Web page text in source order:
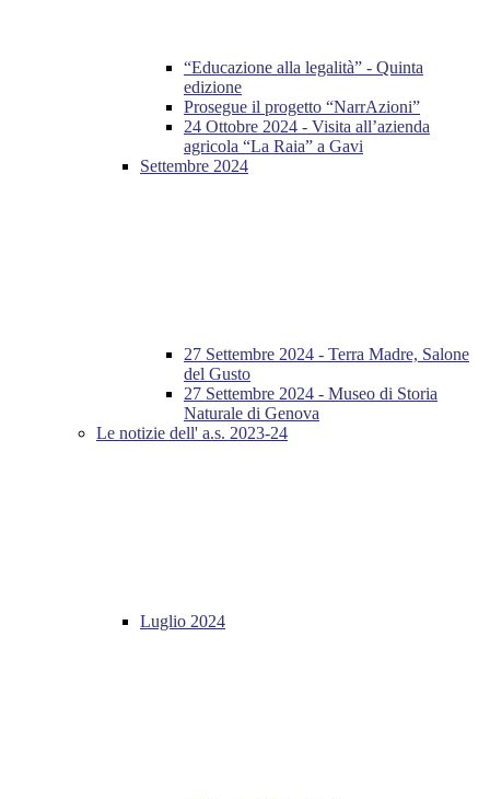
“Educazione alla legalità” - Quinta
edizione
Prosegue il progetto “NarrAzioni”
24 Ottobre 2024 - Visita all’azienda
agricola “La Raia” a Gavi
Settembre 2024
27 Settembre 2024 - Terra Madre, Salone
del Gusto
27 Settembre 2024 - Museo di Storia
Naturale di Genova
Le notizie dell' a.s. 2023-24
Luglio 2024